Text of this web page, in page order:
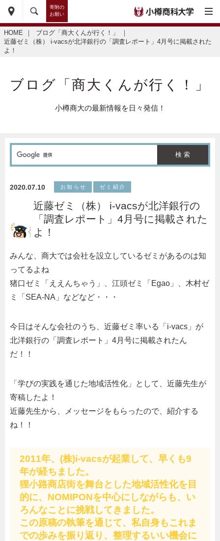
寄附の
お願い
HOME ｜ ブログ「商大くんが行く！」
｜
近藤ゼミ（株） i-vacsが北洋銀行の「調査レポート」4月号に掲載された
よ！
ブログ「商大くんが行く！」
小樽商大の最新情報を日々発信！
2020.07.10 お知らせ ゼミ紹介
近藤ゼミ（株） i-vacsが北洋銀行の
「調査レポート」4月号に掲載された
よ！
みんな、商大では会社を設立しているゼミがあるのは知
ってるよね
猪口ゼミ「ええんちゃう」、江頭ゼミ「Egao」、木村ゼ
ミ「SEA-NA」などなど・・・
今日はそんな会社のうち、近藤ゼミ率いる「i-vacs」が
北洋銀行の「調査レポート」4月号に掲載されたん
だ！！
「学びの実践を通じた地域活性化」として、近藤先生が
寄稿したよ！
近藤先生から、メッセージをもらったので、紹介する
ね！！
2011年、(株)i-vacsが起業して、早くも9
年が経ちました。
狸小路商店街を舞台とした地域活性化を目
的に、NOMIPONを中心にしながらも、い
ろんなことに挑戦してきました。
この原稿の執筆を通じて、私自身もこれま
での歩みを振り返り、整理するいい機会に